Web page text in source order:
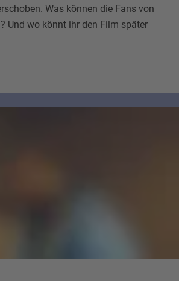
Was können die Fans von
Und wo könnt ihr den Film später